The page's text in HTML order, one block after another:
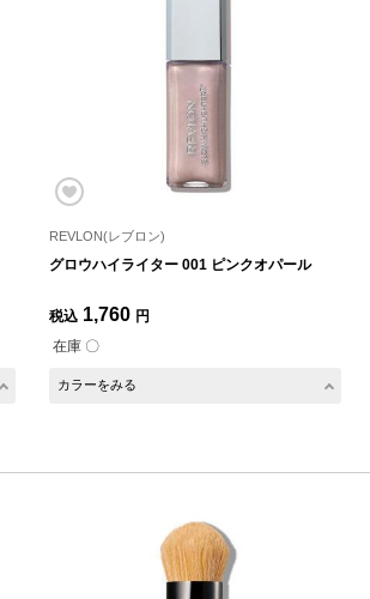
REVLON(レブロン)
グロウハイライター 001 ピンクオパール
税込 1,760 円
在庫 〇
カラーをみる